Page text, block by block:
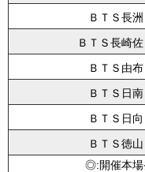
ＢＴＳ長洲
ＢＴＳ長崎佐
ＢＴＳ由布
ＢＴＳ日南
ＢＴＳ日向
ＢＴＳ徳山
◎:開催本